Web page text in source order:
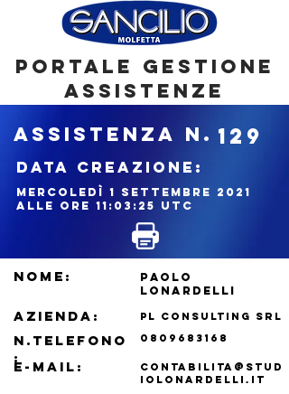
NOME:
azienda:
PAOLO
LONARDELLI
PL CONSULTING SRL
0809683168
contabilita@stud
iolonardelli.it
N.TELEFONO
:
e-mail:
129
ASSISTENZA N.
DATA CREAZIONE:
mercoledì 1 settembre 2021
alle ore 11:03:25 UTC
portale gestione
assistenze